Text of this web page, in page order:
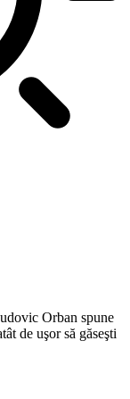
Orban spune
de uşor să găseşti